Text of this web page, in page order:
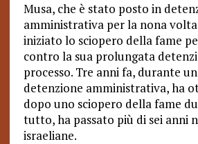
Musa, che è stato posto in
amministrativa per la nona volta
iniziato lo sciopero della fame
contro la sua prolungata
processo. Tre anni fa, durante
detenzione amministrativa, ha
dopo uno sciopero della fame
tutto, ha passato più di sei anni
israeliane.